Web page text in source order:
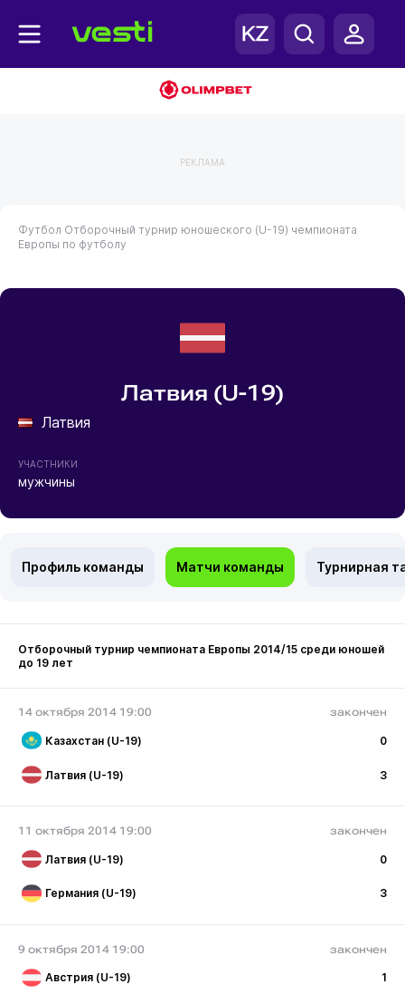
РЕКЛАМА
Футбол Отборочный турнир юношеского (U-19) чемпионата
Европы по футболу
Латвия (U-19)
Латвия
УЧАСТНИКИ
мужчины
Профиль команды Матчи команды Турнирная
Отборочный турнир чемпионата Европы 2014/15 среди юношей
до 19 лет
14 октября 2014 19:00 закончен
Казахстан (U-19) 0
Латвия (U-19) 3
11 октября 2014 19:00 закончен
Латвия (U-19) 0
Германия (U-19) 3
9 октября 2014 19:00 закончен
Австрия (U-19) 1